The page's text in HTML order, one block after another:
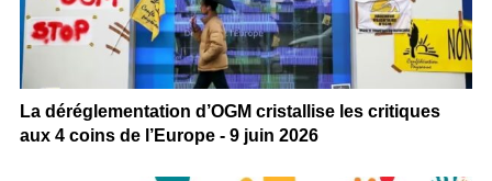
La déréglementation d’OGM cristallise les critiques
aux 4 coins de l’Europe - 9 juin 2026